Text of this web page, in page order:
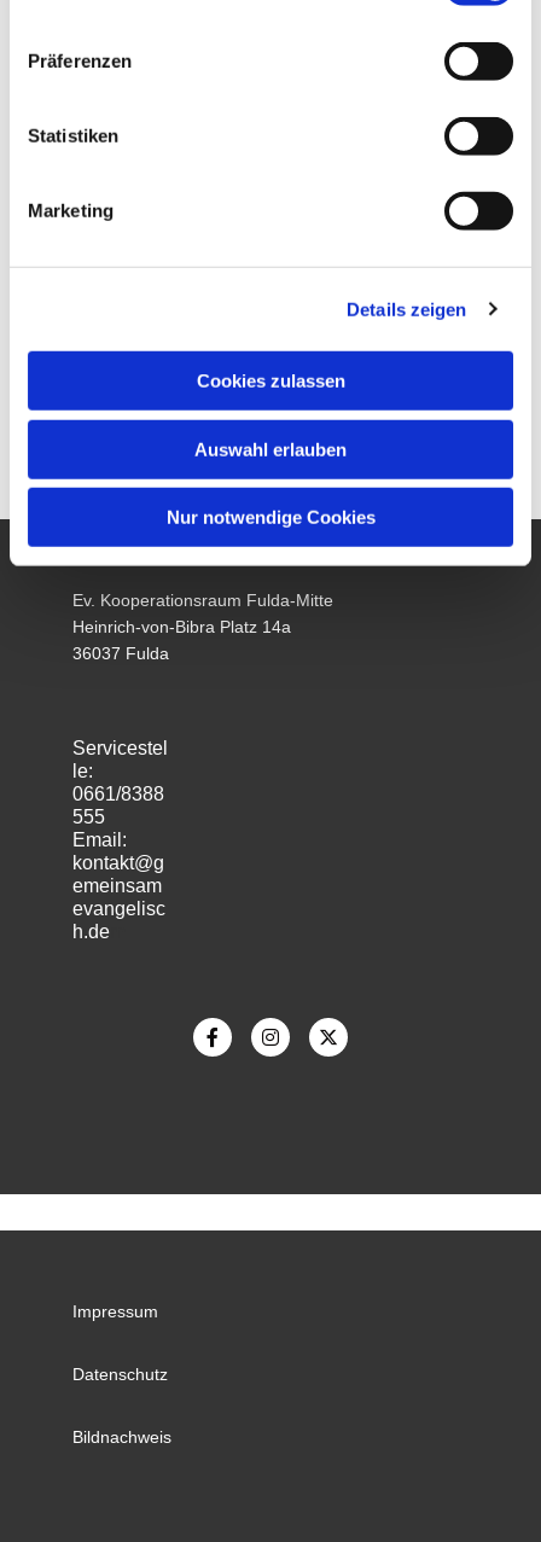
Präferenzen
Statistiken
Marketing
Details zeigen
Cookies zulassen
Auswahl erlauben
Nur notwendige Cookies
Ev. Kooperationsraum Fulda-Mitte
Heinrich-von-Bibra Platz 14a
36037 Fulda
Servicestel
le:
0661/8388
555
Email:
kontakt@g
emeinsam
evangelisc
h.de
Impressum
Datenschutz
Bildnachweis